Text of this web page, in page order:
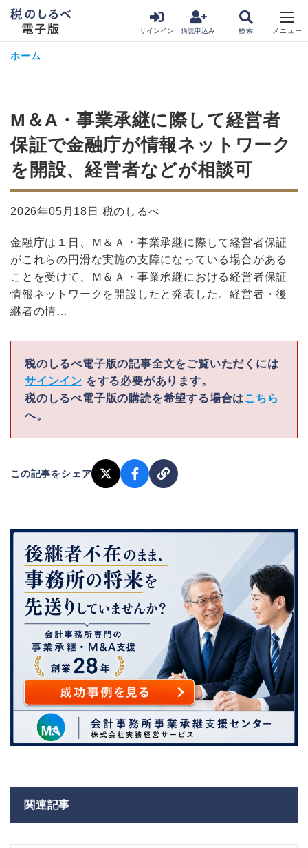
サインイン 購読申込み
ホーム
M＆A・事業承継に際して経営者
保証で金融庁が情報ネットワーク
を開設、経営者などが相談可
2026年05月18日 税のしるべ
金融庁は１日、Ｍ＆Ａ・事業承継に際して経営者保証
がこれらの円滑な実施の支障になっている場合がある
ことを受けて、Ｍ＆Ａ・事業承継における経営者保証
情報ネットワークを開設したと発表した。経営者・後
継者の情…
税のしるべ電子版の記事全文をご覧いただくには
サインイン をする必要があります。
税のしるべ電子版の購読を希望する場合は こちら
へ。
この記事をシェア
関連記事